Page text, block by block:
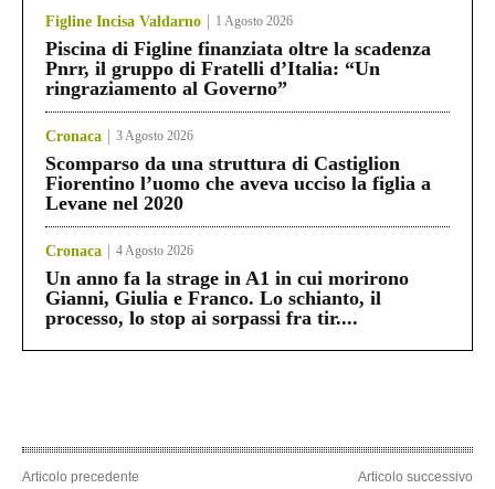
Figline Incisa Valdarno 1 Agosto 2026
Piscina di Figline finanziata oltre la scadenza
Pnrr, il gruppo di Fratelli d’Italia: “Un
ringraziamento al Governo”
Cronaca 3 Agosto 2026
Scomparso da una struttura di Castiglion
Fiorentino l’uomo che aveva ucciso la figlia a
Levane nel 2020
Cronaca 4 Agosto 2026
Un anno fa la strage in A1 in cui morirono
Gianni, Giulia e Franco. Lo schianto, il
processo, lo stop ai sorpassi fra tir....
Articolo precedente
Articolo successivo